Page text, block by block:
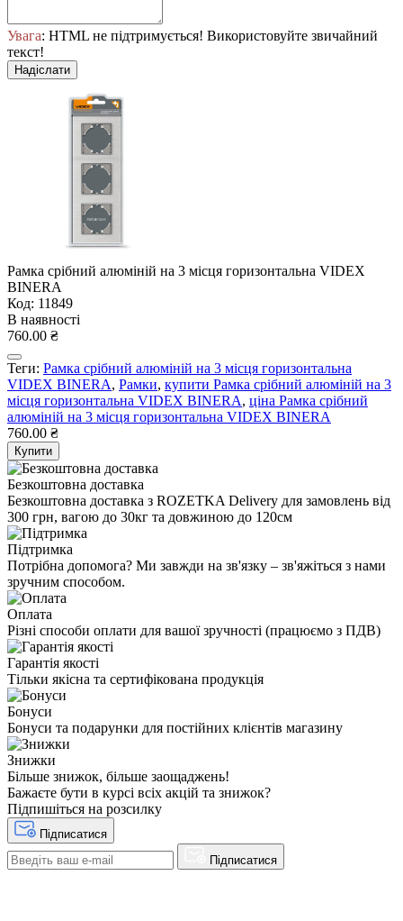
Увага: HTML не підтримується! Використовуйте звичайний
текст!
Надіслати
Рамка срібний алюміній на 3 місця горизонтальна VIDEX
BINERA
Код: 11849
В наявності
760.00 ₴
Теги: Рамка срібний алюміній на 3 місця горизонтальна
VIDEX BINERA, Рамки, купити Рамка срібний алюміній на 3
місця горизонтальна VIDEX BINERA, ціна Рамка срібний
алюміній на 3 місця горизонтальна VIDEX BINERA
760.00 ₴
Купити
Безкоштовна доставка
Безкоштовна доставка з ROZETKA Delivery для замовлень від
300 грн, вагою до 30кг та довжиною до 120см
Підтримка
Потрібна допомога? Ми завжди на зв'язку – зв'яжіться з нами
зручним способом.
Оплата
Різні способи оплати для вашої зручності (працюємо з ПДВ)
Гарантія якості
Тільки якісна та сертифікована продукція
Бонуси
Бонуси та подарунки для постійних клієнтів магазину
Знижки
Більше знижок, більше заощаджень!
Бажаєте бути в курсі всіх акцій та знижок?
Підпишіться на розсилку
Підписатися
Підписатися